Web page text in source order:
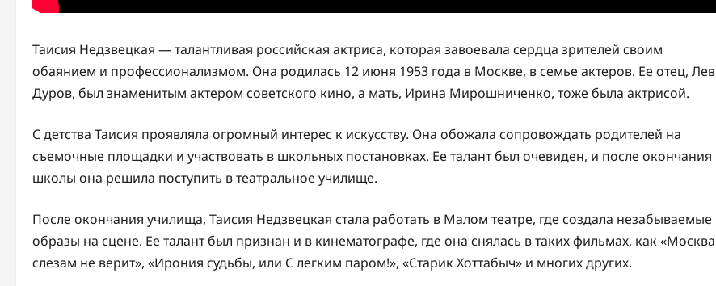
Таисия Недзвецкая — талантливая российская актриса, которая завоевала сердца зрителей своим
обаянием и профессионализмом. Она родилась 12 июня 1953 года в Москве, в семье актеров. Ее отец, Лев
Дуров, был знаменитым актером советского кино, а мать, Ирина Мирошниченко, тоже была актрисой.
С детства Таисия проявляла огромный интерес к искусству. Она обожала сопровождать родителей на
съемочные площадки и участвовать в школьных постановках. Ее талант был очевиден, и после окончания
школы она решила поступить в театральное училище.
После окончания училища, Таисия Недзвецкая стала работать в Малом театре, где создала незабываемые
образы на сцене. Ее талант был признан и в кинематографе, где она снялась в таких фильмах, как «Москва
слезам не верит», «Ирония судьбы, или С легким паром!», «Старик Хоттабыч» и многих других.